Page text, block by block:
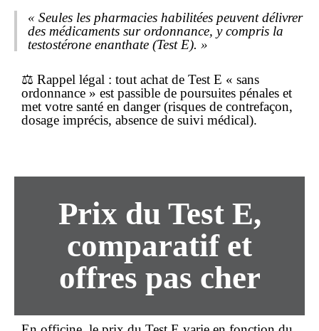
« Seules les pharmacies habilitées peuvent délivrer
des médicaments sur ordonnance, y compris la
testostérone enanthate (Test E). »
⚖️ Rappel légal : tout achat de Test E « sans
ordonnance » est passible de poursuites pénales et
met votre santé en danger (risques de contrefaçon,
dosage imprécis, absence de suivi médical).
Prix du Test E,
comparatif et
offres pas cher